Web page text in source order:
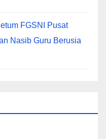
FGSNI Pusat
Nasib Guru Berusia